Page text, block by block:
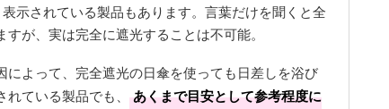
示されている製品もあります。言葉だけを聞くと全
が、実は完全に遮光することは不可能。
よって、完全遮光の日傘を使っても日差しを浴び
ている製品でも、
あくまで目安として参考程度に